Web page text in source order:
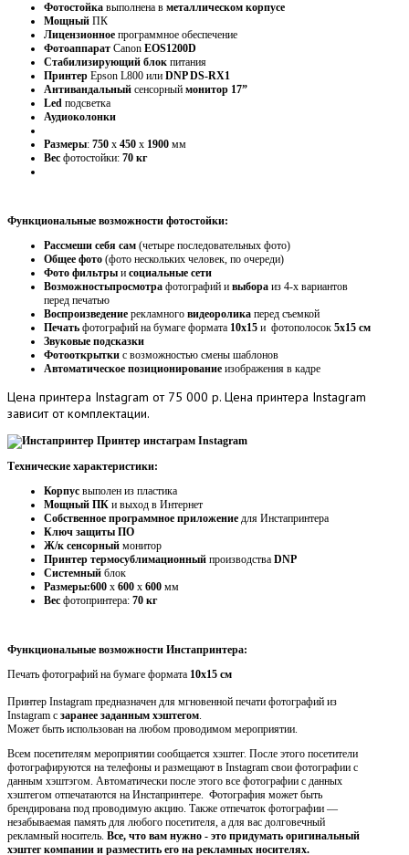
Фотостойка выполнена в металлическом корпусе
Мощный ПК
Лицензионное программное обеспечение
Фотоаппарат Canon EOS1200D
Стабилизирующий блок питания
Принтер Epson L800 или DNP DS-RX1
Антивандальный сенсорный монитор 17”
Led подсветка
Аудиоколонки
Размеры: 750 х 450 х 1900 мм
Вес фотостойки: 70 кг
Функциональные возможности фотостойки:
Рассмеши себя сам (четыре последовательных фото)
Общее фото (фото нескольких человек, по очереди)
Фото фильтры и социальные сети
Возможностьпросмотра фотографий и выбора из 4-х вариантов
перед печатью
Воспроизведение рекламного видеоролика перед съемкой
Печать фотографий на бумаге формата 10х15 и фотополосок 5х15 см
Звуковые подсказки
Фотооткрытки с возможностью смены шаблонов
Автоматическое позиционирование изображения в кадре
Цена принтера Instagram от 75 000 р. Цена принтера Instagram
зависит от комплектации.
Технические характеристики:
Корпус выполен из пластика
Мощный ПК и выход в Интернет
Собственное программное приложение для Инстапринтера
Ключ защиты ПО
Ж/к сенсорный монитор
Принтер термосублимационный производства DNP
Системный блок
Размеры:600 х 600 х 600 мм
Вес фотопринтера: 70 кг
Функциональные возможности Инстапринтера:
Печать фотографий на бумаге формата 10х15 см
Принтер Instagram предназначен для мгновенной печати фотографий из
Instagram с заранее заданным хэштегом.
Может быть использован на любом проводимом мероприятии.
Всем посетителям мероприятии сообщается хэштег. После этого посетители
фотографируются на телефоны и размещают в Instagram свои фотографии с
данным хэштэгом. Автоматически после этого все фотографии с данных
хэштегом отпечатаются на Инстапринтере. Фотография может быть
брендирована под проводимую акцию. Также отпечаток фотографии —
незабываемая память для любого посетителя, а для вас долговечный
рекламный носитель. Все, что вам нужно - это придумать оригинальный
хэштег компании и разместить его на рекламных носителях.